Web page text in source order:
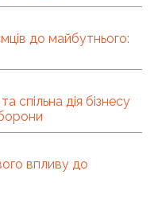
до майбутнього:
спільна дія бізнесу
впливу до